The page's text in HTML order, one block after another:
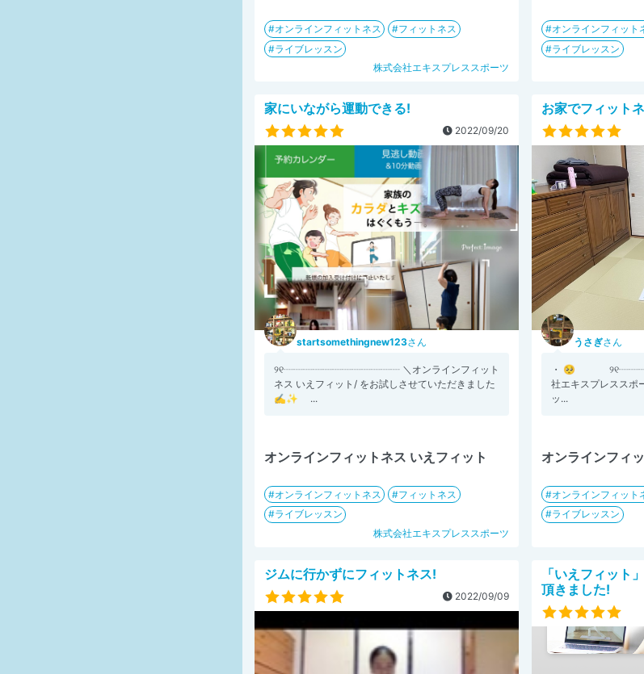
オンラインフィットネス
フィットネス
ライブレッスン
株式会社エキスプレススポーツ
オンラインフィット
ライブレッスン
家にいながら運動できる!
2022/09/20
startsomethingnew123さん
୨୧┈┈┈┈┈┈┈┈┈┈┈┈ ＼オンラインフィット
ネス いえフィット/ をお試しさせていただきました
✍️✨ ...
オンラインフィットネス いえフィット
オンラインフィットネス
フィットネス
ライブレッスン
株式会社エキスプレススポーツ
お家でフィット
うさぎさん
・ 🥺
社エキスプレスス
ッ...
オンラインフィ
オンラインフィット
ライブレッスン
ジムに行かずにフィットネス!
2022/09/09
「いえフィット
頂きました!